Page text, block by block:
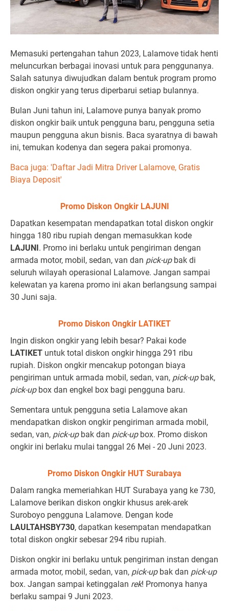
Memasuki pertengahan tahun 2023, Lalamove tidak henti
meluncurkan berbagai inovasi untuk para penggunanya.
Salah satunya diwujudkan dalam bentuk program promo
diskon ongkir yang terus diperbarui setiap bulannya.
Bulan Juni tahun ini, Lalamove punya banyak promo
diskon ongkir baik untuk pengguna baru, pengguna setia
maupun pengguna akun bisnis. Baca syaratnya di bawah
ini, temukan kodenya dan segera pakai promonya.
Baca juga: 'Daftar Jadi Mitra Driver Lalamove, Gratis
Biaya Deposit'
Promo Diskon Ongkir LAJUNI
Dapatkan kesempatan mendapatkan total diskon ongkir
hingga 180 ribu rupiah dengan memasukkan kode
LAJUNI. Promo ini berlaku untuk pengiriman dengan
armada motor, mobil, sedan, van dan pick-up bak di
seluruh wilayah operasional Lalamove. Jangan sampai
kelewatan ya karena promo ini akan berlangsung sampai
30 Juni saja.
Promo Diskon Ongkir LATIKET
Ingin diskon ongkir yang lebih besar? Pakai kode
LATIKET untuk total diskon ongkir hingga 291 ribu
rupiah. Diskon ongkir mencakup potongan biaya
pengiriman untuk armada mobil, sedan, van, pick-up bak,
pick-up box dan engkel box bagi pengguna baru.
Sementara untuk pengguna setia Lalamove akan
mendapatkan diskon ongkir pengiriman armada mobil,
sedan, van, pick-up bak dan pick-up box. Promo diskon
ongkir ini berlaku mulai tanggal 26 Mei - 20 Juni 2023.
Promo Diskon Ongkir HUT Surabaya
Dalam rangka memeriahkan HUT Surabaya yang ke 730,
Lalamove berikan diskon ongkir khusus arek-arek
Suroboyo pengguna Lalamove. Dengan kode
LAULTAHSBY730, dapatkan kesempatan mendapatkan
total diskon ongkir sebesar 294 ribu rupiah.
Diskon ongkir ini berlaku untuk pengiriman instan dengan
armada motor, mobil, sedan, van, pick-up bak dan pick-up
box. Jangan sampai ketinggalan rek! Promonya hanya
berlaku sampai 9 Juni 2023.